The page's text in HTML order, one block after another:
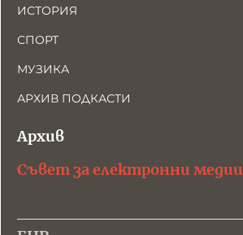
ИСТОРИЯ
СПОРТ
МУЗИКА
АРХИВ ПОДКАСТИ
Архив
Съвет за електронни медии